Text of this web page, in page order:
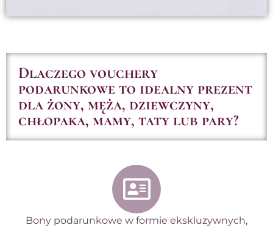
Dlaczego vouchery
podarunkowe to idealny prezent
dla żony, męża, dziewczyny,
chłopaka, mamy, taty lub pary?
Bony podarunkowe w formie ekskluzywnych,